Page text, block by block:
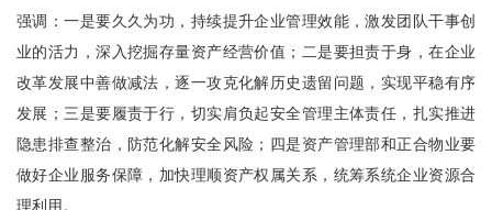
强调：一是要久久为功，持续提升企业管理效能，激发团队干事创
业的活力，深入挖掘存量资产经营价值；二是要担责于身，在企业
改革发展中善做减法，逐一攻克化解历史遗留问题，实现平稳有序
发展；三是要履责于行，切实肩负起安全管理主体责任，扎实推进
隐患排查整治，防范化解安全风险；四是资产管理部和正合物业要
做好企业服务保障，加快理顺资产权属关系，统筹系统企业资源合
理利用。